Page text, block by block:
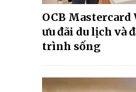
OCB Mastercard
ưu đãi du lịch và
trình sống